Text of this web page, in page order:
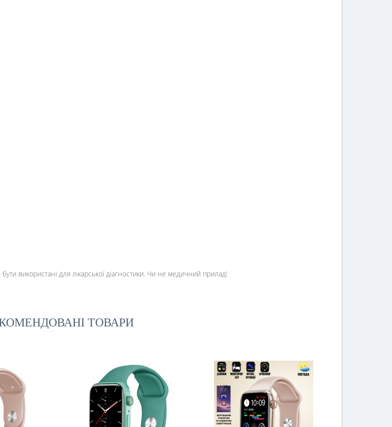
використані для лікарської діагностики. Чи не медичний прилад!
ТОВАРИ